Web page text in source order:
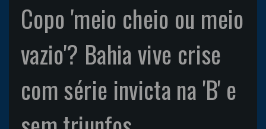
Copo 'meio cheio ou meio
vazio'? Bahia vive crise
com série invicta na 'B' e